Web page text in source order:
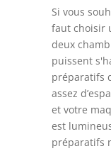
Si vous
faut choisir
deux
puissent
préparatifs
assez
et votre
est
préparatifs